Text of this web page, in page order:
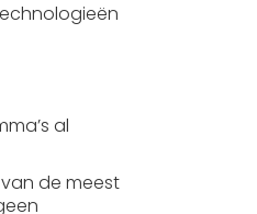
al
van de meest